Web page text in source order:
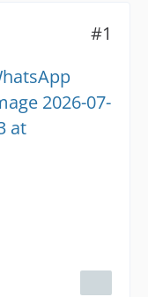
#1
2026-07-
at